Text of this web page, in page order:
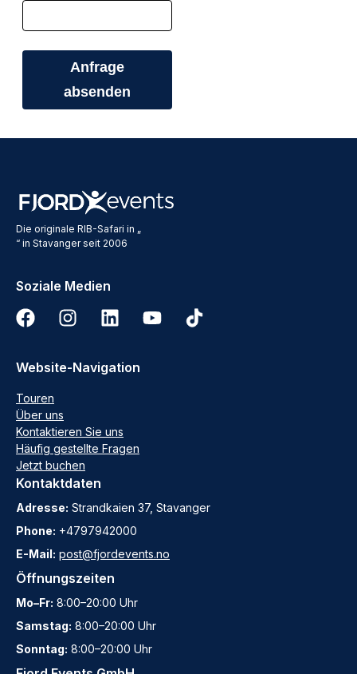
Die originale RIB-Safari in „
“ in Stavanger seit 2006
Soziale Medien
Website-Navigation
Touren
Über uns
Kontaktieren Sie uns
Häufig gestellte Fragen
Jetzt buchen
Kontaktdaten
Adresse: Strandkaien 37, Stavanger
Phone: +4797942000
E-Mail: post@fjordevents.no
Öffnungszeiten
Mo–Fr: 8:00–20:00 Uhr
Samstag: 8:00–20:00 Uhr
Sonntag: 8:00–20:00 Uhr